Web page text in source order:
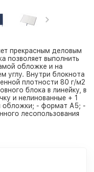
прекрасным деловым
позволяет выполнить
обложке и на
углу. Внутри блокнота
плотности 80 г/м2
блока в линейку, в
и нелинованные + 1
обложки; - формат А5; -
лесопользования